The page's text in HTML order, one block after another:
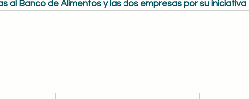
al Banco de Alimentos y las dos empresas por su iniciativa